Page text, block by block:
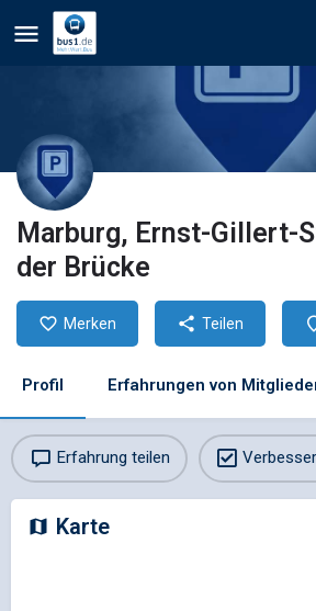
Marburg, Ernst-Gillert-
der Brücke
Merken Teilen
Profil Erfahrungen von
Erfahrung teilen
Karte